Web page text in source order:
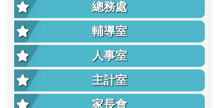
總務處
輔導室
人事室
主計室
家長會